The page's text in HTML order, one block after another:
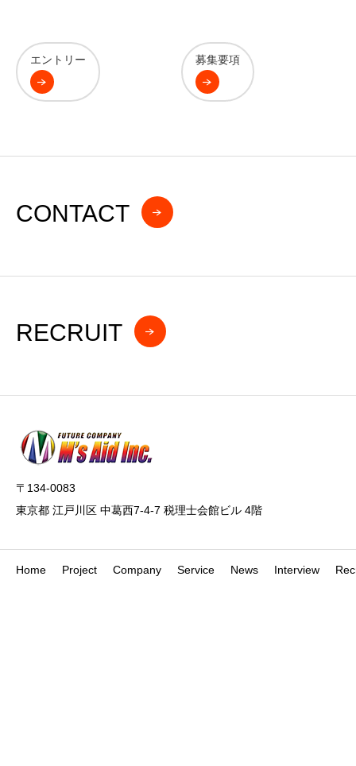
エントリー 募集要項
CONTACT
RECRUIT
〒134-0083
東京都 江戸川区 中葛西7-4-7 税理士会館ビル 4階
Home Project Company Service News Interview